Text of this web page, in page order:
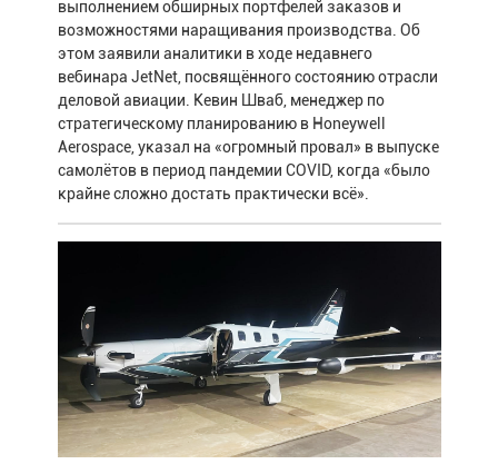
выполнением обширных портфелей заказов и
возможностями наращивания производства. Об
этом заявили аналитики в ходе недавнего
вебинара JetNet, посвящённого состоянию отрасли
деловой авиации. Кевин Шваб, менеджер по
стратегическому планированию в Honeywell
Aerospace, указал на «огромный провал» в выпуске
самолётов в период пандемии COVID, когда «было
крайне сложно достать практически всё».